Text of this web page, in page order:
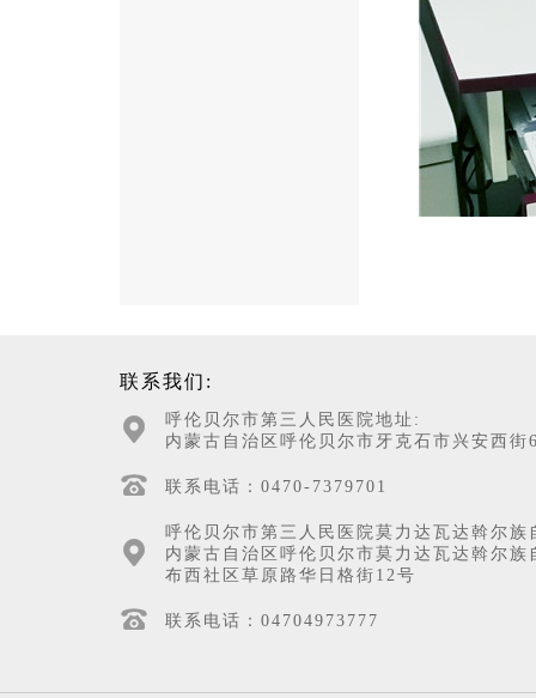
联系我们:
呼伦贝尔市第三人民医院地址:
内蒙古自治区呼伦贝尔市牙克石市兴安西街
联系电话：0470-7379701
呼伦贝尔市第三人民医院莫力达瓦达斡尔
内蒙古自治区呼伦贝尔市莫力达瓦达斡尔族
布西社区草原路华日格街12号
联系电话：04704973777